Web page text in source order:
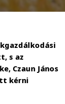
s az
Czaun János
kérni